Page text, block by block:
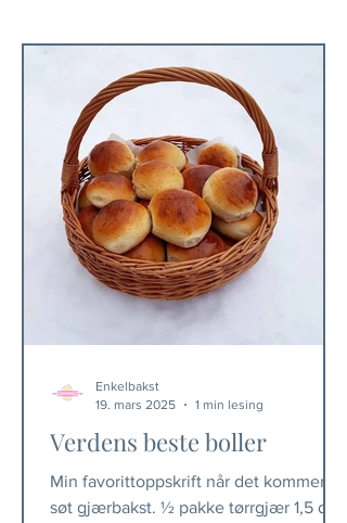
Verdens beste boller
Min favorittoppskrift når det kommer til
søt gjærbakst. ½ pakke tørrgjær 1,5 dl
Enkelbakst
19. mars 2025
1 min lesing